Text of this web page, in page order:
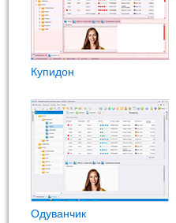
Купидон
Одуванчик